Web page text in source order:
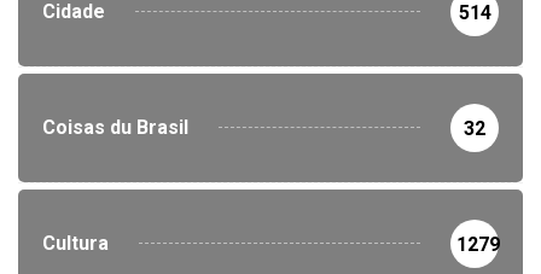
Cidade 514
Coisas du Brasil 32
Cultura 1279